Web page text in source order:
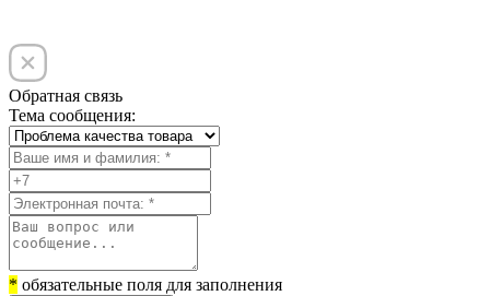
Обратная связь
Тема сообщения:
* обязательные поля для заполнения